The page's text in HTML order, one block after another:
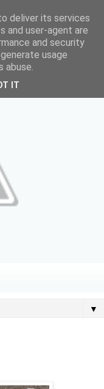
▼
deliver its services
and user-agent are
and security
usage
abuse.
IT